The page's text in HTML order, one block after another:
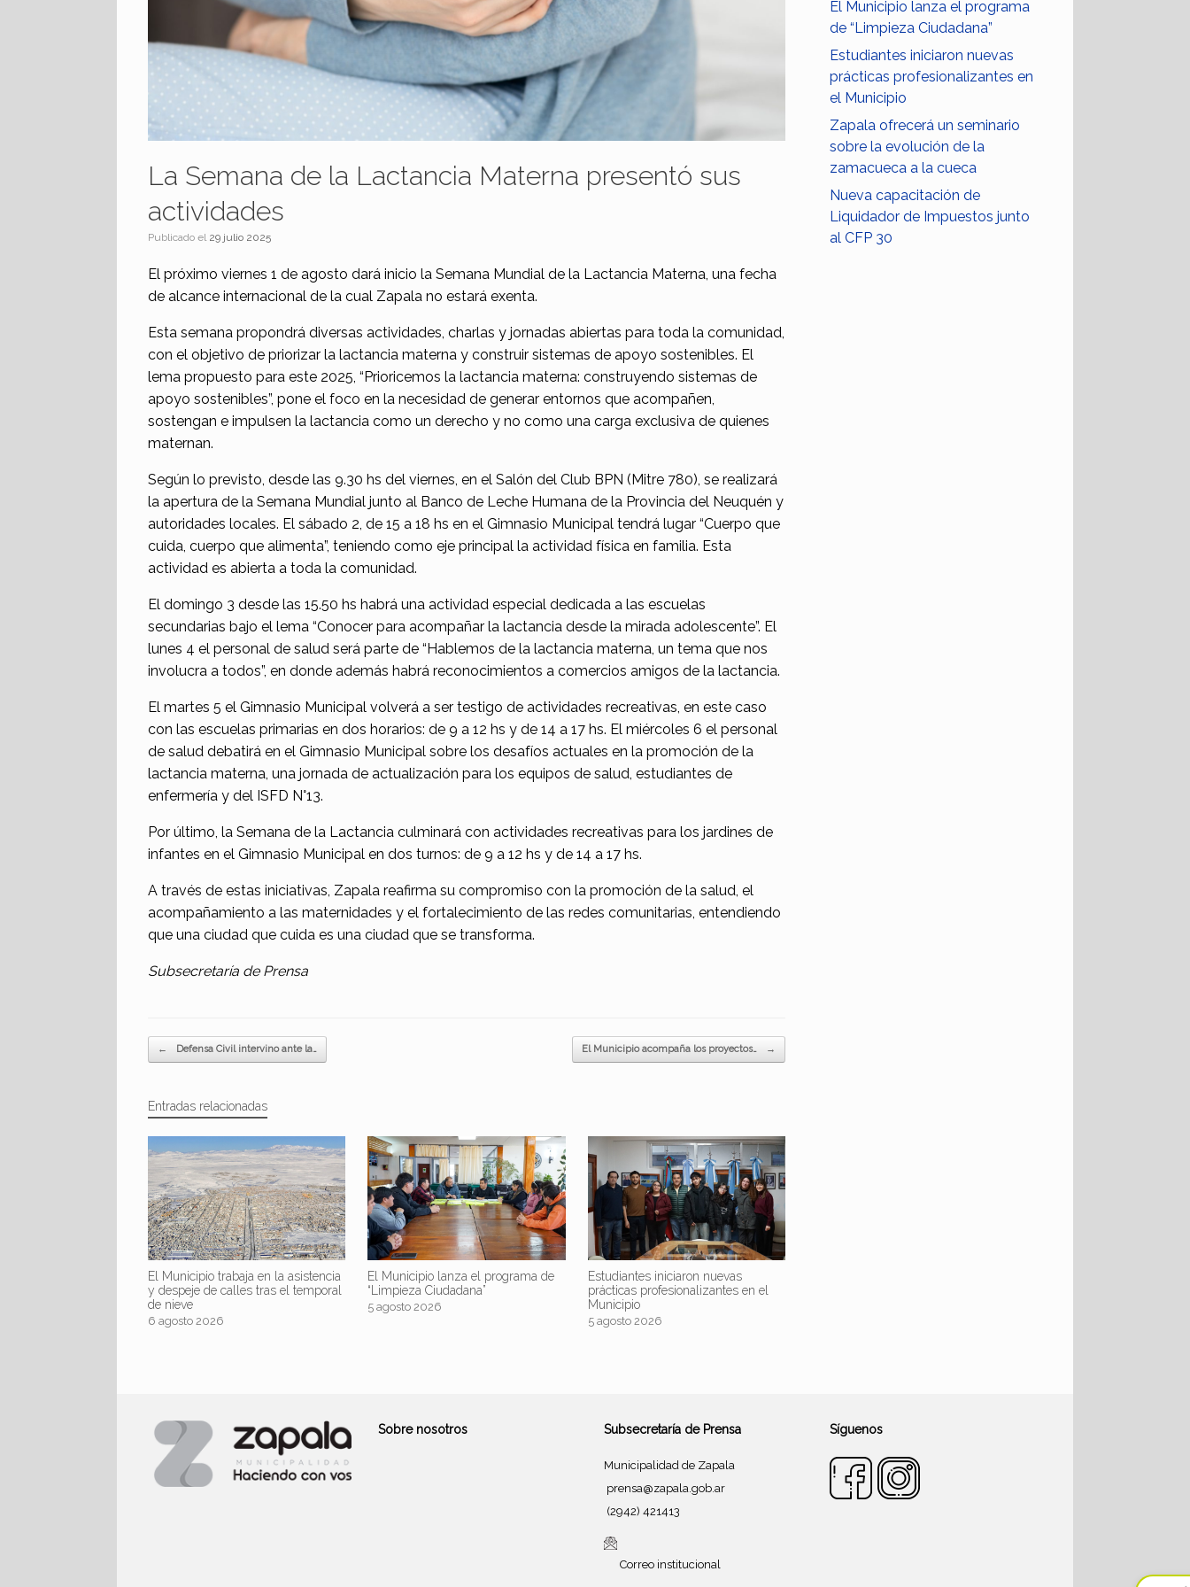
La Semana de la Lactancia Materna presentó sus
actividades
Publicado el 29 julio 2025
El próximo viernes 1 de agosto dará inicio la Semana Mundial de la Lactancia Materna, una fecha
de alcance internacional de la cual Zapala no estará exenta.
Esta semana propondrá diversas actividades, charlas y jornadas abiertas para toda la comunidad,
con el objetivo de priorizar la lactancia materna y construir sistemas de apoyo sostenibles. El
lema propuesto para este 2025, “Prioricemos la lactancia materna: construyendo sistemas de
apoyo sostenibles”, pone el foco en la necesidad de generar entornos que acompañen,
sostengan e impulsen la lactancia como un derecho y no como una carga exclusiva de quienes
maternan.
Según lo previsto, desde las 9.30 hs del viernes, en el Salón del Club BPN (Mitre 780), se realizará
la apertura de la Semana Mundial junto al Banco de Leche Humana de la Provincia del Neuquén y
autoridades locales. El sábado 2, de 15 a 18 hs en el Gimnasio Municipal tendrá lugar “Cuerpo que
cuida, cuerpo que alimenta”, teniendo como eje principal la actividad física en familia. Esta
actividad es abierta a toda la comunidad.
El domingo 3 desde las 15.50 hs habrá una actividad especial dedicada a las escuelas
secundarias bajo el lema “Conocer para acompañar la lactancia desde la mirada adolescente”. El
lunes 4 el personal de salud será parte de “Hablemos de la lactancia materna, un tema que nos
involucra a todos”, en donde además habrá reconocimientos a comercios amigos de la lactancia.
El martes 5 el Gimnasio Municipal volverá a ser testigo de actividades recreativas, en este caso
con las escuelas primarias en dos horarios: de 9 a 12 hs y de 14 a 17 hs. El miércoles 6 el personal
de salud debatirá en el Gimnasio Municipal sobre los desafíos actuales en la promoción de la
lactancia materna, una jornada de actualización para los equipos de salud, estudiantes de
enfermería y del ISFD N°13.
Por último, la Semana de la Lactancia culminará con actividades recreativas para los jardines de
infantes en el Gimnasio Municipal en dos turnos: de 9 a 12 hs y de 14 a 17 hs.
A través de estas iniciativas, Zapala reafirma su compromiso con la promoción de la salud, el
acompañamiento a las maternidades y el fortalecimiento de las redes comunitarias, entendiendo
que una ciudad que cuida es una ciudad que se transforma.
Subsecretaría de Prensa
Navegador de artículos
← Defensa Civil intervino ante la… El Municipio acompaña los proyectos… →
Entradas relacionadas
El Municipio trabaja en la asistencia
y despeje de calles tras el temporal
de nieve
6 agosto 2026
El Municipio lanza el programa de
“Limpieza Ciudadana”
5 agosto 2026
Estudiantes iniciaron nuevas
prácticas profesionalizantes en el
Municipio
5 agosto 2026
El Municipio lanza el programa
de “Limpieza Ciudadana”
Estudiantes iniciaron nuevas
prácticas profesionalizantes en
el Municipio
Zapala ofrecerá un seminario
sobre la evolución de la
zamacueca a la cueca
Nueva capacitación de
Liquidador de Impuestos junto
al CFP 30
Sobre nosotros Subsecretaría de Prensa
Municipalidad de Zapala
prensa@zapala.gob.ar
(2942) 421413
Correo institucional
Síguenos